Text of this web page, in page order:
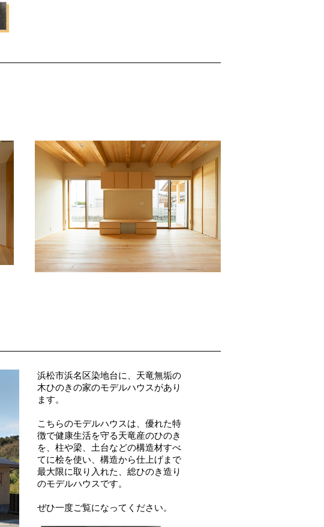
浜松市浜名区染地台に、天竜無垢の
木ひのきの家のモデルハウスがあり
ます。
こちらのモデルハウスは、優れた特
徴で健康生活を守る天竜産のひのき
を、柱や梁、土台などの構造材すべ
てに桧を使い、構造から仕上げまで
最大限に取り入れた、総ひのき造り
のモデルハウスです。
ぜひ一度ご覧になってください。